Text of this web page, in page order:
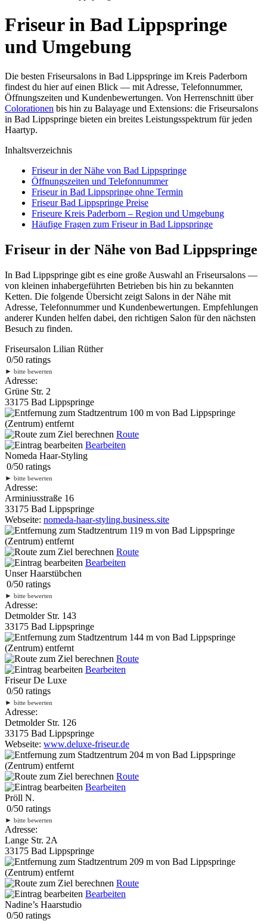
Friseur in Bad Lippspringe
und Umgebung
Die besten Friseursalons in Bad Lippspringe im Kreis Paderborn
findest du hier auf einen Blick — mit Adresse, Telefonnummer,
Öffnungszeiten und Kundenbewertungen. Von Herrenschnitt über
Colorationen bis hin zu Balayage und Extensions: die Friseursalons
in Bad Lippspringe bieten ein breites Leistungsspektrum für jeden
Haartyp.
Inhaltsverzeichnis
Friseur in der Nähe von Bad Lippspringe
Öffnungszeiten und Telefonnummer
Friseur in Bad Lippspringe ohne Termin
Friseur Bad Lippspringe Preise
Friseure Kreis Paderborn – Region und Umgebung
Häufige Fragen zum Friseur in Bad Lippspringe
Friseur in der Nähe von Bad Lippspringe
In Bad Lippspringe gibt es eine große Auswahl an Friseursalons —
von kleinen inhabergeführten Betrieben bis hin zu bekannten
Ketten. Die folgende Übersicht zeigt Salons in der Nähe mit
Adresse, Telefonnummer und Kundenbewertungen. Empfehlungen
anderer Kunden helfen dabei, den richtigen Salon für den nächsten
Besuch zu finden.
Friseursalon Lilian Rüther
0/50 ratings
► bitte bewerten
Adresse:
Grüne Str. 2
33175 Bad Lippspringe
100 m von Bad Lippspringe
(Zentrum) entfernt
Route
Bearbeiten
Nomeda Haar-Styling
0/50 ratings
► bitte bewerten
Adresse:
Arminiusstraße 16
33175 Bad Lippspringe
Webseite: nomeda-haar-styling.business.site
119 m von Bad Lippspringe
(Zentrum) entfernt
Route
Bearbeiten
Unser Haarstübchen
0/50 ratings
► bitte bewerten
Adresse:
Detmolder Str. 143
33175 Bad Lippspringe
144 m von Bad Lippspringe
(Zentrum) entfernt
Route
Bearbeiten
Friseur De Luxe
0/50 ratings
► bitte bewerten
Adresse:
Detmolder Str. 126
33175 Bad Lippspringe
Webseite: www.deluxe-friseur.de
204 m von Bad Lippspringe
(Zentrum) entfernt
Route
Bearbeiten
Pröll N.
0/50 ratings
► bitte bewerten
Adresse:
Lange Str. 2A
33175 Bad Lippspringe
209 m von Bad Lippspringe
(Zentrum) entfernt
Route
Bearbeiten
Nadine’s Haarstudio
0/50 ratings